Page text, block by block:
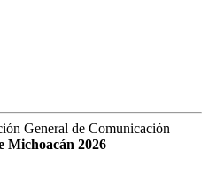
General de Comunicación
Michoacán 2026